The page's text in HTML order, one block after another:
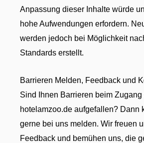
Anpassung dieser Inhalte würde
hohe Aufwendungen erfordern.
werden jedoch bei Möglichkeit
Standards erstellt.
Barrieren Melden, Feedback und
Sind Ihnen Barrieren beim
hotelamzoo.de aufgefallen? Dann
gerne bei uns melden. Wir freuen
Feedback und bemühen uns, die